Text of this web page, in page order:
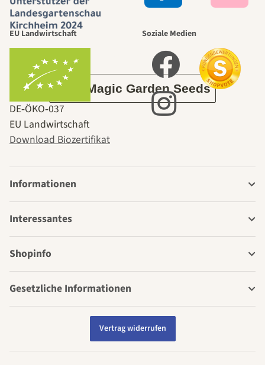
durch den
Garten
Über Magic Garden Seeds
EU Landwirtschaft
DE‑ÖKO‑037
EU Landwirtschaft
Download Biozertifikat
Soziale Medien
Informationen
Interessantes
Shopinfo
Gesetzliche Informationen
Vertrag widerrufen